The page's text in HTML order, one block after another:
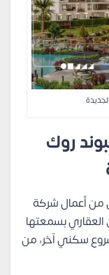
روك
من أعمال شركة
العقاري بسمعتها
سكني آخر، من